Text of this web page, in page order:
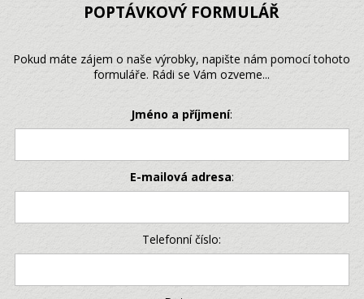
POPTÁVKOVÝ FORMULÁŘ
Pokud máte zájem o naše výrobky, napište nám pomocí tohoto
formuláře. Rádi se Vám ozveme...
Jméno a příjmení:
E-mailová adresa:
Telefonní číslo: